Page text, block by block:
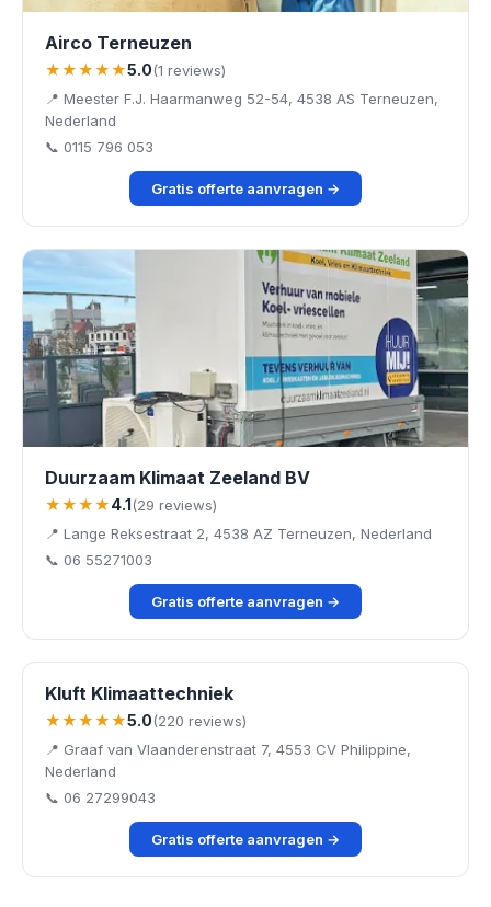
Airco Terneuzen
★★★★★5.0(1 reviews)
📍 Meester F.J. Haarmanweg 52-54, 4538 AS Terneuzen,
Nederland
📞 0115 796 053
Gratis offerte aanvragen →
Duurzaam Klimaat Zeeland BV
★★★★4.1(29 reviews)
📍 Lange Reksestraat 2, 4538 AZ Terneuzen, Nederland
📞 06 55271003
Gratis offerte aanvragen →
Kluft Klimaattechniek
★★★★★5.0(220 reviews)
📍 Graaf van Vlaanderenstraat 7, 4553 CV Philippine,
Nederland
📞 06 27299043
Gratis offerte aanvragen →